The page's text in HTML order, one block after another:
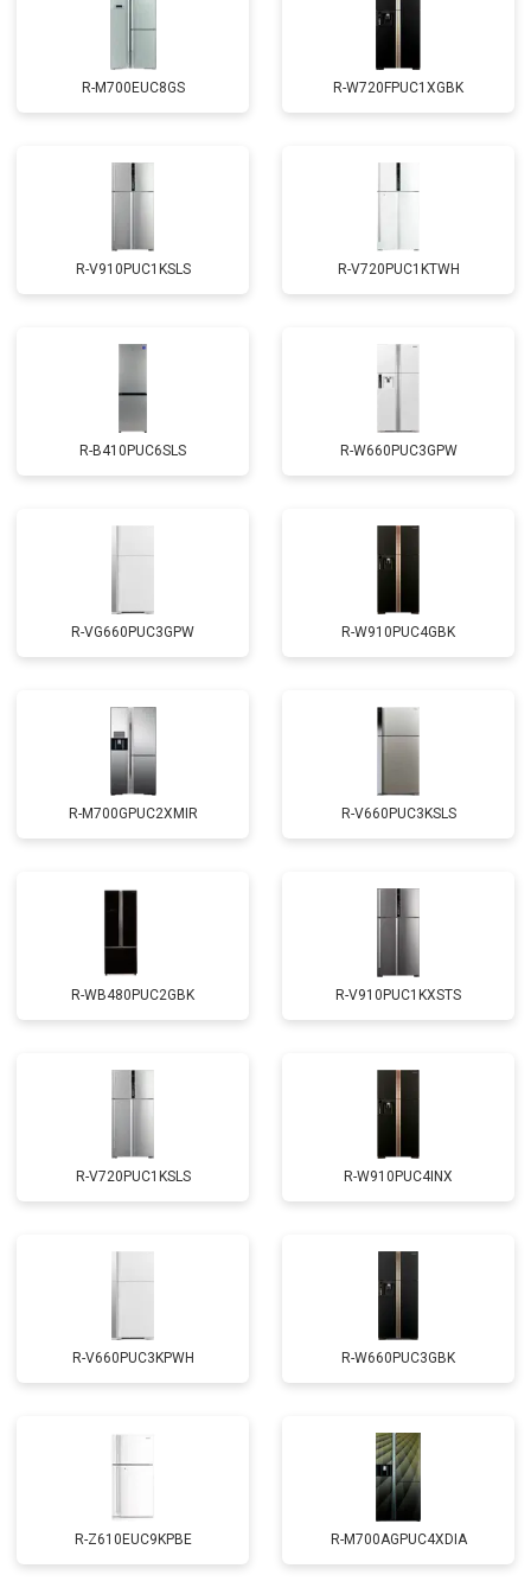
R-M700EUC8GS R-W720FPUC1XGBK
R-V910PUC1KSLS R-V720PUC1KTWH
R-B410PUC6SLS R-W660PUC3GPW
R-VG660PUC3GPW R-W910PUC4GBK
R-M700GPUC2XMIR R-V660PUC3KSLS
R-WB480PUC2GBK R-V910PUC1KXSTS
R-V720PUC1KSLS R-W910PUC4INX
R-V660PUC3KPWH R-W660PUC3GBK
R-Z610EUC9KPBE R-M700AGPUC4XDIA